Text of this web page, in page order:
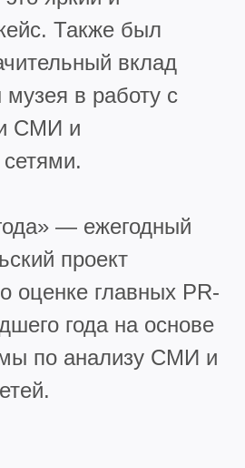
Также был
вклад
в работу с
СМИ и
— ежегодный
проект
оценке главных PR-
года на основе
по анализу СМИ и